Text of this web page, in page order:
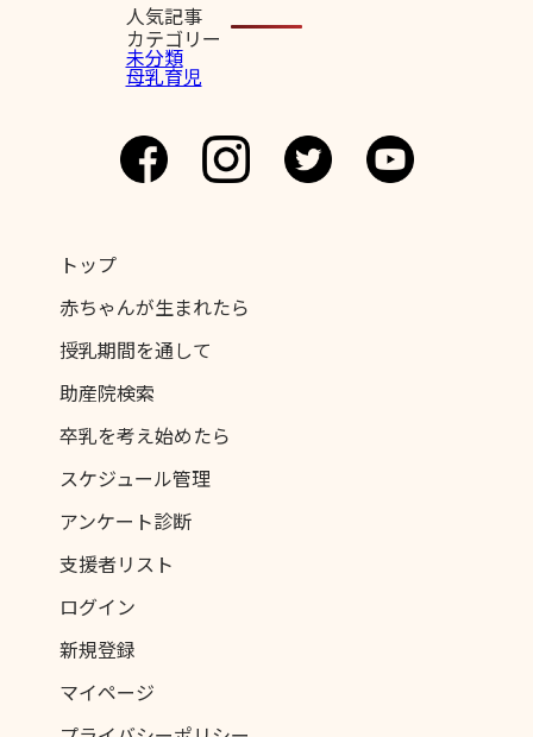
授乳期間を通して
助産院検索
卒乳を考え始めたら
人気記事
カテゴリー
未分類
母乳育児
トップ
赤ちゃんが生まれたら
授乳期間を通して
助産院検索
卒乳を考え始めたら
スケジュール管理
アンケート診断
支援者リスト
ログイン
新規登録
マイページ